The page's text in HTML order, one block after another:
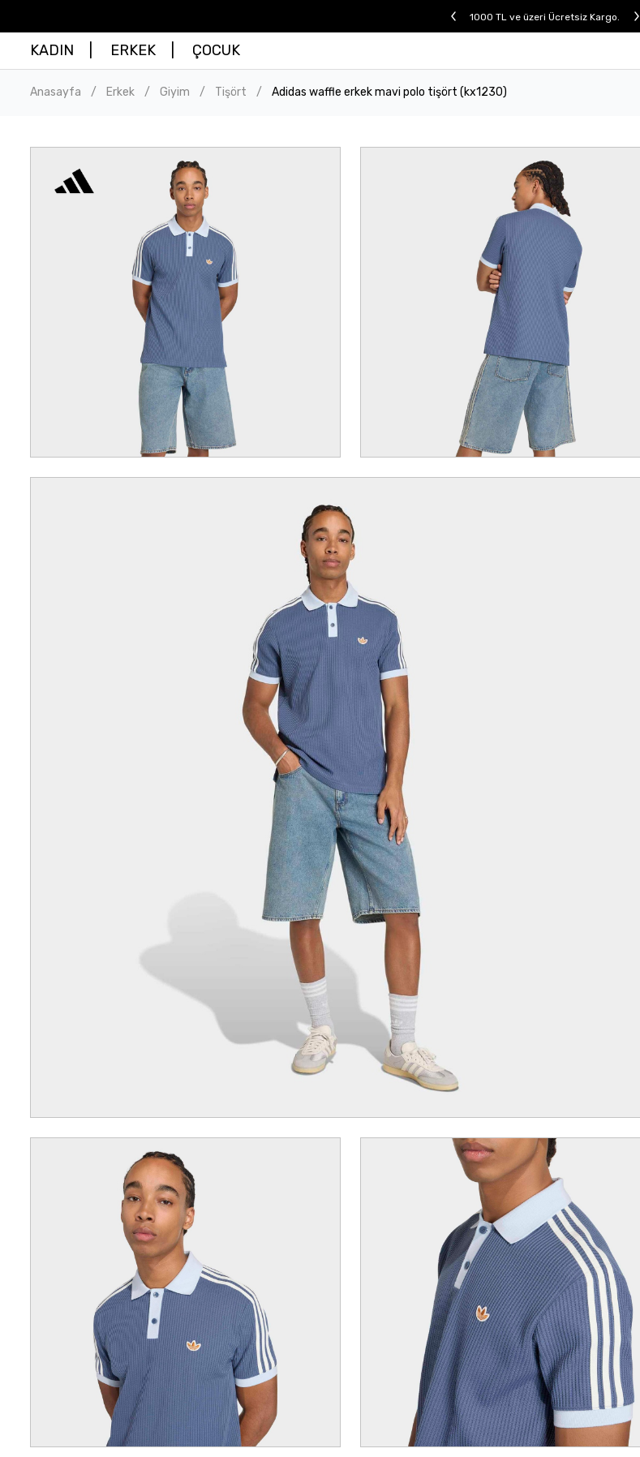
1000 TL ve üzeri Ücretsiz Kargo.
KADIN ERKEK ÇOCUK
Anasayfa / Erkek / Giyim / Tişört / Adidas waffle erkek mavi polo tişört (kx1230)